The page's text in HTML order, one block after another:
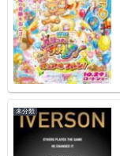
未分類